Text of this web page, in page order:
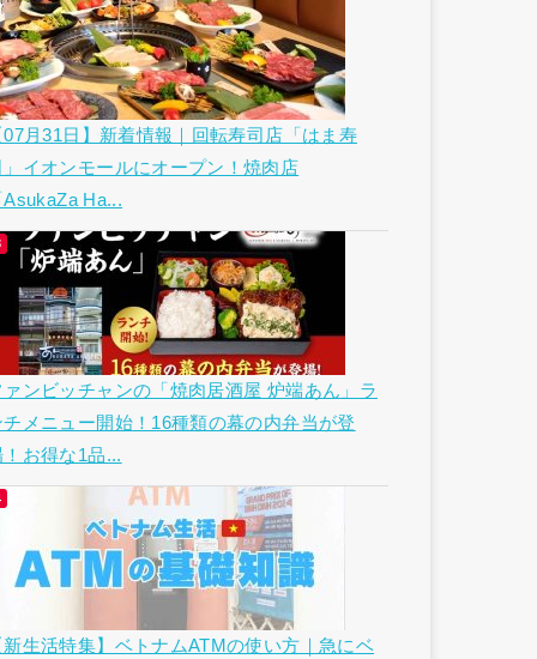
07月31日】新着情報｜回転寿司店「はま寿
」イオンモールにオープン！焼肉店
AsukaZa Ha...
ァンビッチャンの「焼肉居酒屋 炉端あん」ラ
チメニュー開始！16種類の幕の内弁当が登
！お得な1品...
新生活特集】ベトナムATMの使い方｜急にベ